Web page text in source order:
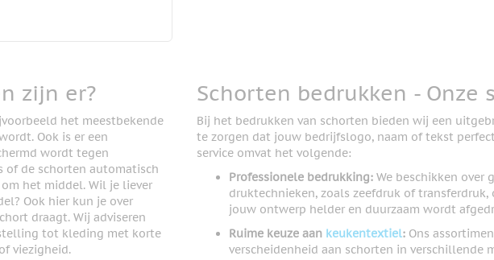
zijn er?
het meestbekende
Ook is er een
wordt tegen
of de schorten automatisch
het middel. Wil je liever
Ook hier kun je over
draagt. Wij adviseren
tot kleding met korte
viezigheid.
Schorten bedrukken - Onze
Bij het bedrukken van schorten bieden wij een
te zorgen dat jouw bedrijfslogo, naam of tekst
service omvat het volgende:
Professionele bedrukking: We beschikken over
druktechnieken, zoals zeefdruk of transferdruk,
jouw ontwerp helder en duurzaam wordt
Ruime keuze aan keukentextiel: Ons
verscheidenheid aan schorten in verschillende